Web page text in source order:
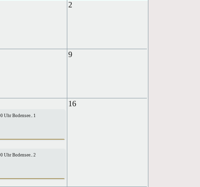
2
9
16
Uhr Bodensee.. 1
Uhr Bodensee.. 2